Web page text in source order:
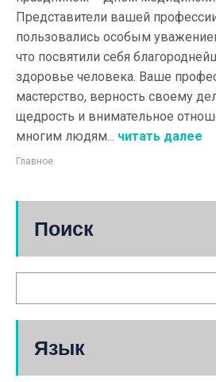
Представители вашей
пользовались особым
что посвятили себя
здоровье человека. Ваше
мастерство, верность своему
щедрость и внимательное
многим людям... читать далее
Главное
Поиск
Язык